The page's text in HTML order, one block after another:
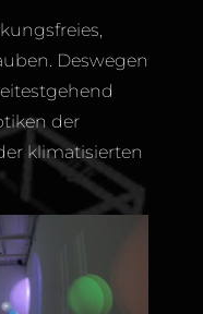
Deswegen
der
klimatisierten